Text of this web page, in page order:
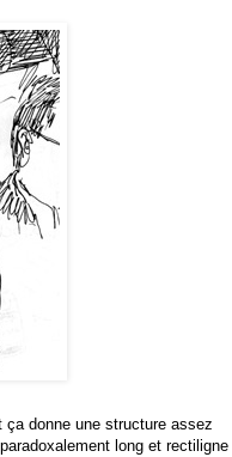
donne une structure assez
long et rectiligne